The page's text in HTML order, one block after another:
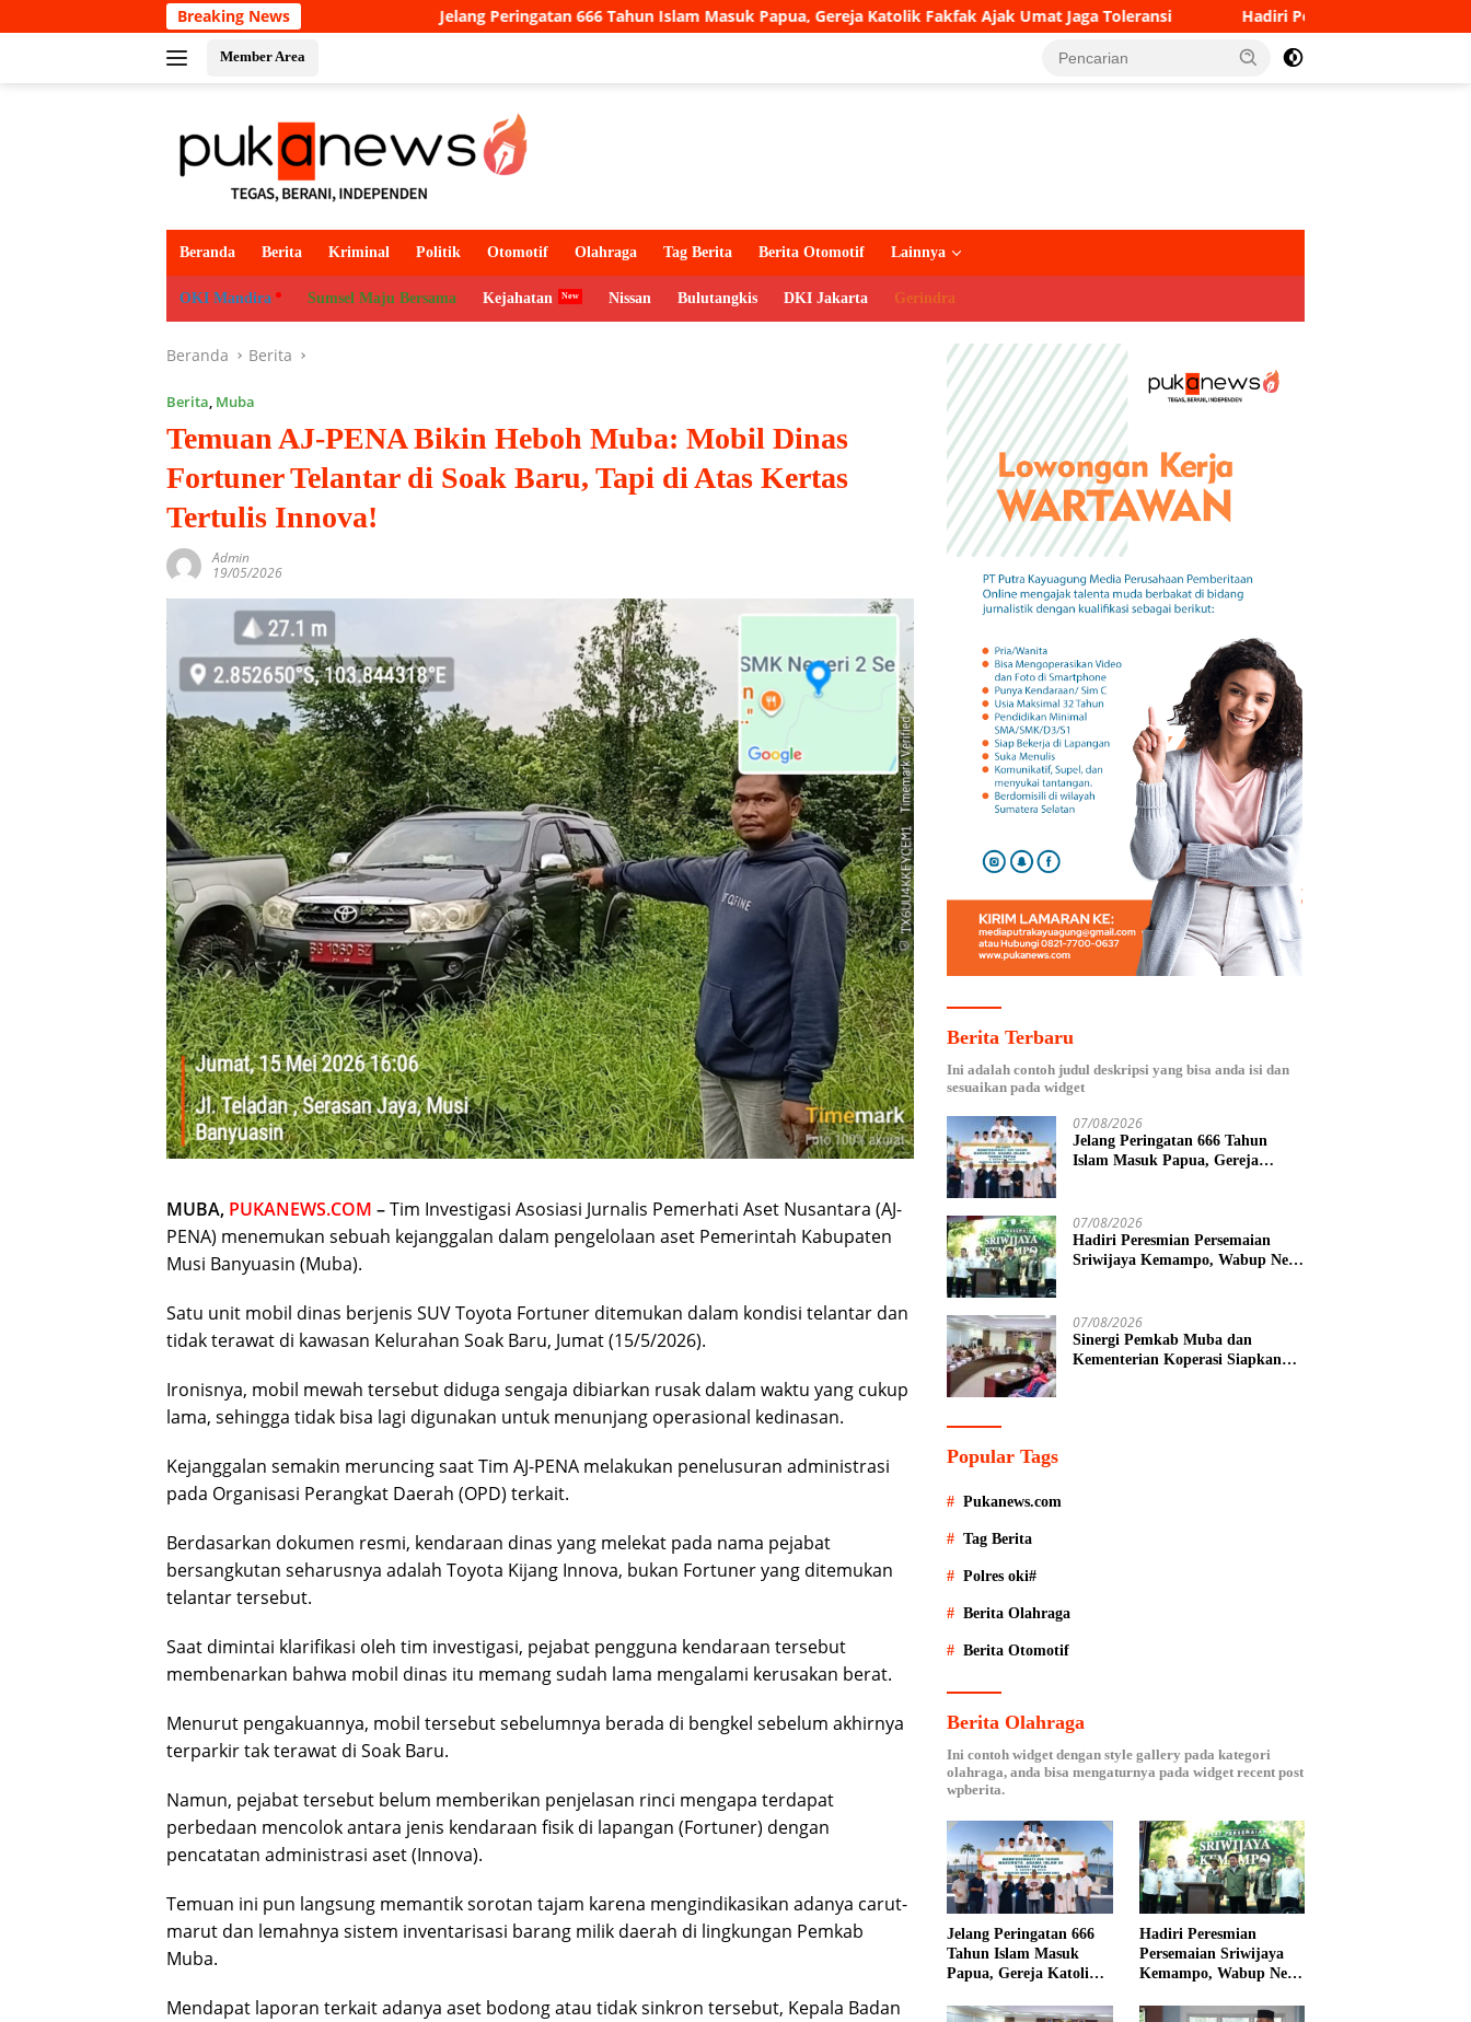
ke
Breaking NewsJelang Peringatan 666 Tahun Islam Masuk Papua, Gereja Katolik Fakfak Ajak Umat Jaga Toleransi Hadiri Peresmian Persemaian Sriwijaya Kemampo,
Member Area
Beranda Berita Kriminal Politik Otomotif Olahraga Tag Berita Berita Otomotif Lainnya
OKI Mandira Sumsel Maju Bersama Kejahatan Nissan Bulutangkis DKI Jakarta Gerindra
Beranda Berita
Berita, Muba
Temuan AJ-PENA Bikin Heboh Muba: Mobil Dinas
Fortuner Telantar di Soak Baru, Tapi di Atas Kertas
Tertulis Innova!
Admin
19/05/2026
MUBA, PUKANEWS.COM –Tim Investigasi Asosiasi Jurnalis Pemerhati Aset Nusantara (AJ-
PENA) menemukan sebuah kejanggalan dalam pengelolaan aset Pemerintah Kabupaten
Musi Banyuasin (Muba).
Satu unit mobil dinas berjenis SUV Toyota Fortuner ditemukan dalam kondisi telantar dan
tidak terawat di kawasan Kelurahan Soak Baru, Jumat (15/5/2026).
Ironisnya, mobil mewah tersebut diduga sengaja dibiarkan rusak dalam waktu yang cukup
lama, sehingga tidak bisa lagi digunakan untuk menunjang operasional kedinasan.
Kejanggalan semakin meruncing saat Tim AJ-PENA melakukan penelusuran administrasi
pada Organisasi Perangkat Daerah (OPD) terkait.
Berdasarkan dokumen resmi, kendaraan dinas yang melekat pada nama pejabat
bersangkutan seharusnya adalah Toyota Kijang Innova, bukan Fortuner yang ditemukan
telantar tersebut.
Saat dimintai klarifikasi oleh tim investigasi, pejabat pengguna kendaraan tersebut
membenarkan bahwa mobil dinas itu memang sudah lama mengalami kerusakan berat.
Menurut pengakuannya, mobil tersebut sebelumnya berada di bengkel sebelum akhirnya
terparkir tak terawat di Soak Baru.
Namun, pejabat tersebut belum memberikan penjelasan rinci mengapa terdapat
perbedaan mencolok antara jenis kendaraan fisik di lapangan (Fortuner) dengan
pencatatan administrasi aset (Innova).
Temuan ini pun langsung memantik sorotan tajam karena mengindikasikan adanya carut-
marut dan lemahnya sistem inventarisasi barang milik daerah di lingkungan Pemkab
Muba.
Mendapat laporan terkait adanya aset bodong atau tidak sinkron tersebut, Kepala Badan
Berita Terbaru
Ini adalah contoh judul deskripsi yang bisa anda isi dan
sesuaikan pada widget
07/08/2026
Jelang Peringatan 666 Tahun
Islam Masuk Papua, Gereja
07/08/2026
Hadiri Peresmian Persemaian
Sriwijaya Kemampo, Wabup Neta
Penghijauan
07/08/2026
Sinergi Pemkab Muba dan
Kementerian Koperasi Siapkan
Popular Tags
Pukanews.com
Tag Berita
Polres oki#
Berita Olahraga
Berita Otomotif
Berita Olahraga
Ini contoh widget dengan style gallery pada kategori
olahraga, anda bisa mengaturnya pada widget recent post
wpberita.
Jelang Peringatan 666
Tahun Islam Masuk
Papua, Gereja Katolik
Toleransi
Hadiri Peresmian
Persemaian Sriwijaya
Kemampo, Wabup Neta
Komitmen Pemkab